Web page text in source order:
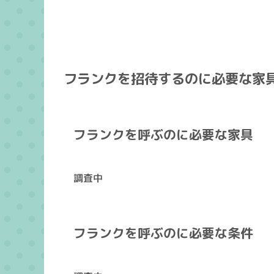
フランクを招待するのに必要な家
フランクを呼ぶのに必要な家具
調査中
フランクを呼ぶのに必要な条件